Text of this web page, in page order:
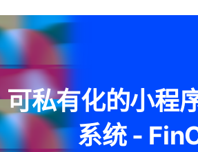
可私有化的小程
系统 -